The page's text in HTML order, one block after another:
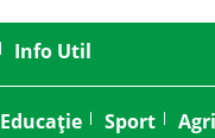
Info Util
Educație Sport